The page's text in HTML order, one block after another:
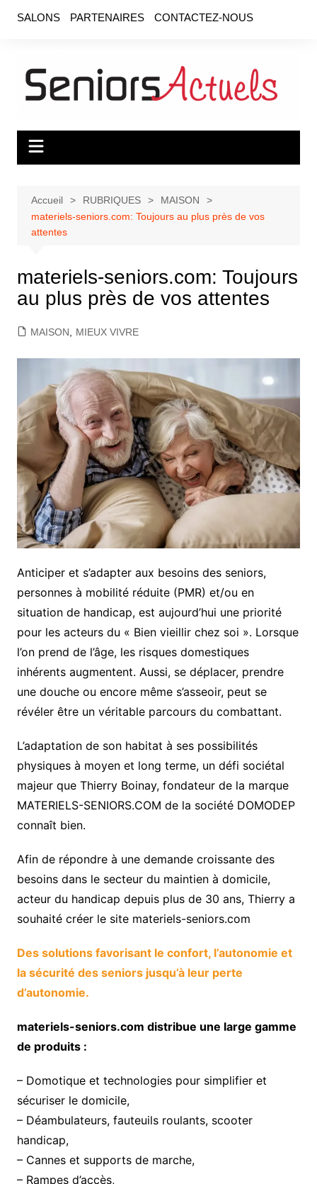
SALONS PARTENAIRES CONTACTEZ-NOUS
Accueil RUBRIQUES
MAISON
materiels-seniors.com: Toujours au plus près de vos
attentes
materiels-seniors.com: Toujours
au plus près de vos attentes
MAISON, MIEUX VIVRE
Anticiper et s’adapter aux besoins des seniors,
personnes à mobilité réduite (PMR) et/ou en
situation de handicap, est aujourd’hui une priorité
pour les acteurs du « Bien vieillir chez soi ». Lorsque
l’on prend de l’âge, les risques domestiques
inhérents augmentent. Aussi, se déplacer, prendre
une douche ou encore même s’asseoir, peut se
révéler être un véritable parcours du combattant.
L’adaptation de son habitat à ses possibilités
physiques à moyen et long terme, un défi sociétal
majeur que Thierry Boinay, fondateur de la marque
MATERIELS-SENIORS.COM de la société DOMODEP
connaît bien.
Afin de répondre à une demande croissante des
besoins dans le secteur du maintien à domicile,
acteur du handicap depuis plus de 30 ans, Thierry a
souhaité créer le site materiels-seniors.com
Des solutions favorisant le confort, l’autonomie et
la sécurité des seniors jusqu’à leur perte
d’autonomie.
materiels-seniors.com distribue une large gamme
de produits :
– Domotique et technologies pour simplifier et
sécuriser le domicile,
– Déambulateurs, fauteuils roulants, scooter
handicap,
– Cannes et supports de marche,
– Rampes d’accès,